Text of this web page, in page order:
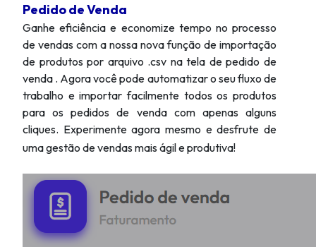
Pedido de Venda
Ganhe eficiência e economize tempo no processo
de vendas com a nossa nova função de importação
de produtos por arquivo .csv na tela de pedido de
venda . Agora você pode automatizar o seu fluxo de
trabalho e importar facilmente todos os produtos
para os pedidos de venda com apenas alguns
cliques. Experimente agora mesmo e desfrute de
uma gestão de vendas mais ágil e produtiva!